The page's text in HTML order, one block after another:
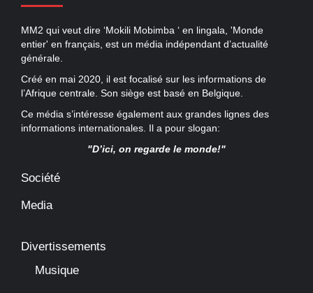
MM2 qui veut dire ‘Mokili Mobimba ‘ en lingala, 'Monde
entier' en français, est un média indépendant d’actualité
générale.
Créé en mai 2020, il est focalisé sur les informations de
l’Afrique centrale. Son siège est basé en Belgique.
Ce média s’intéresse également aux grandes lignes des
informations internationales. Il a pour slogan:
"D’ici, on regarde le monde!"
Société
Media
Divertissements
Musique